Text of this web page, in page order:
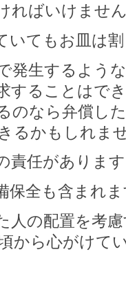
ればいけませ
いてもお皿は
発生するよう
することはで
のなら弁償し
るかもしれま
責任がありま
保全も含まれ
人の配置を考
から心がけて